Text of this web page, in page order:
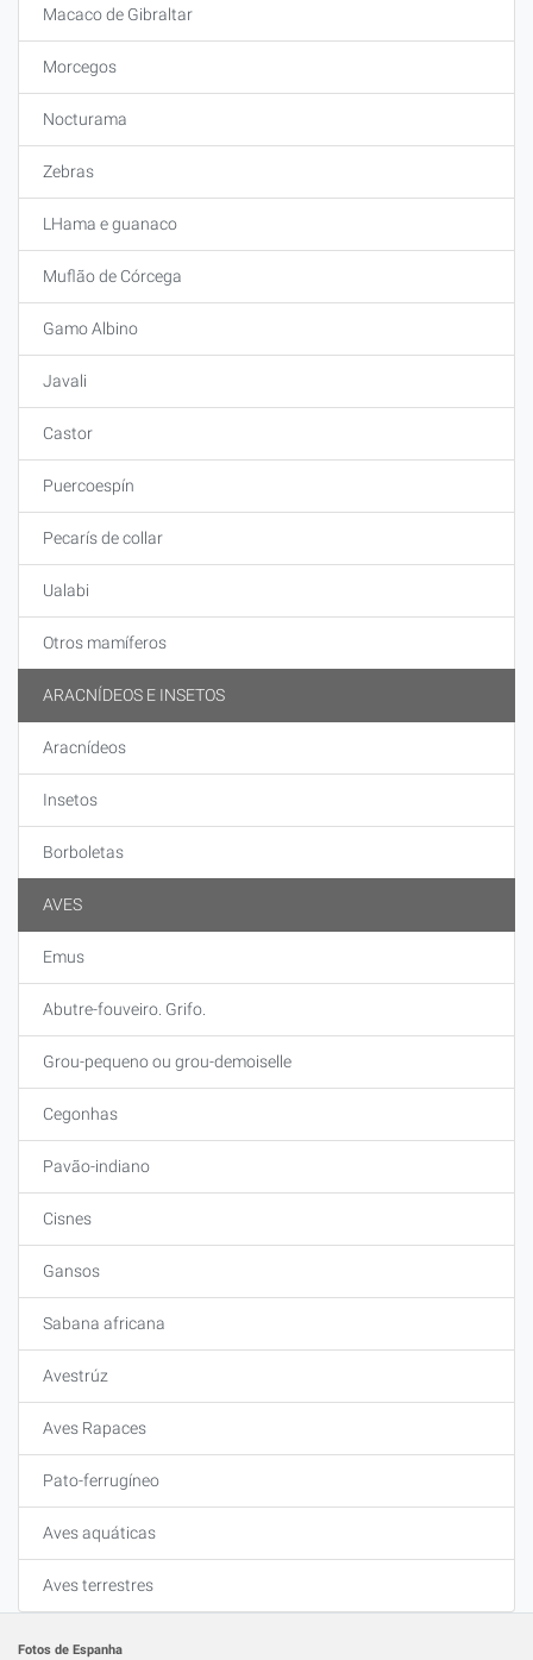
Macaco de Gibraltar
Morcegos
Nocturama
Zebras
LHama e guanaco
Muflão de Córcega
Gamo Albino
Javali
Castor
Puercoespín
Pecarís de collar
Ualabi
Otros mamíferos
ARACNÍDEOS E INSETOS
Aracnídeos
Insetos
Borboletas
AVES
Emus
Abutre-fouveiro. Grifo.
Grou-pequeno ou grou-demoiselle
Cegonhas
Pavão-indiano
Cisnes
Gansos
Sabana africana
Avestrúz
Aves Rapaces
Pato-ferrugíneo
Aves aquáticas
Aves terrestres
Fotos de Espanha